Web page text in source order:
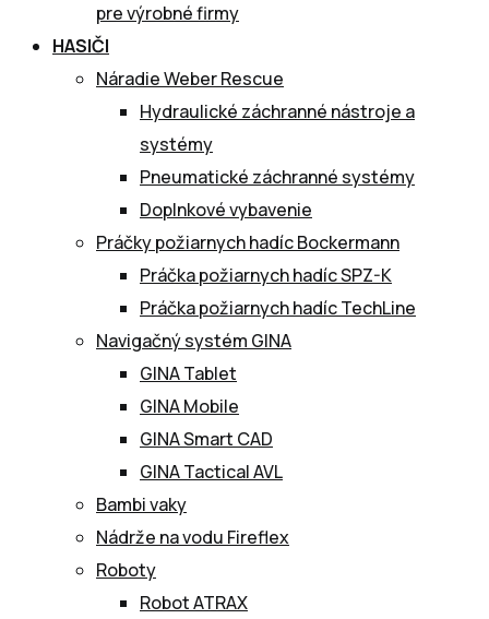
pre výrobné firmy
HASIČI
Náradie Weber Rescue
Hydraulické záchranné nástroje a
systémy
Pneumatické záchranné systémy
Doplnkové vybavenie
Práčky požiarnych hadíc Bockermann
Práčka požiarnych hadíc SPZ-K
Práčka požiarnych hadíc TechLine
Navigačný systém GINA
GINA Tablet
GINA Mobile
GINA Smart CAD
GINA Tactical AVL
Bambi vaky
Nádrže na vodu Fireflex
Roboty
Robot ATRAX